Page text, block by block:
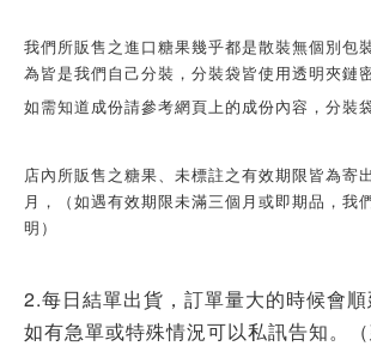
我們所販售之進口糖果幾乎都是散裝無個別包
為皆是我們自己分裝，分裝袋皆使用透明夾鏈
如需知道成份請參考網頁上的成份內容，分裝
店內所販售之糖果、未標註之有效期限皆為寄
月，（如遇有效期限未滿三個月或即期品，我
明）
2.每日結單出貨，訂單量大的時候會順
如有急單或特殊情況可以私訊告知。